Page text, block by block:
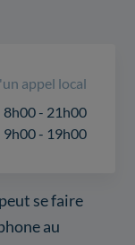
appel local
8h00 - 21h00
9h00 - 19h00
se faire
au